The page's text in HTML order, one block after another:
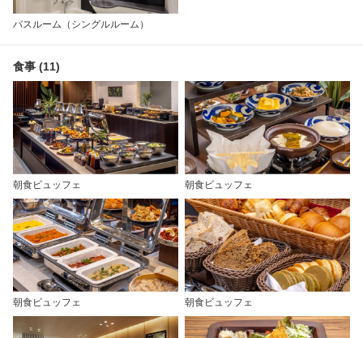
バスルーム（シングルルーム）
食事 (11)
朝食ビュッフェ 朝食ビュッフェ
朝食ビュッフェ 朝食ビュッフェ